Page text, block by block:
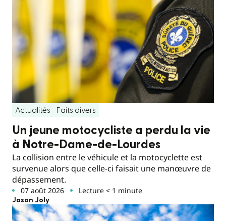
Actualités Faits divers
Un jeune motocycliste a perdu la vie
à Notre-Dame-de-Lourdes
La collision entre le véhicule et la motocyclette est
survenue alors que celle-ci faisait une manœuvre de
dépassement.
07 août 2026 Lecture < 1 minute
Jason Joly